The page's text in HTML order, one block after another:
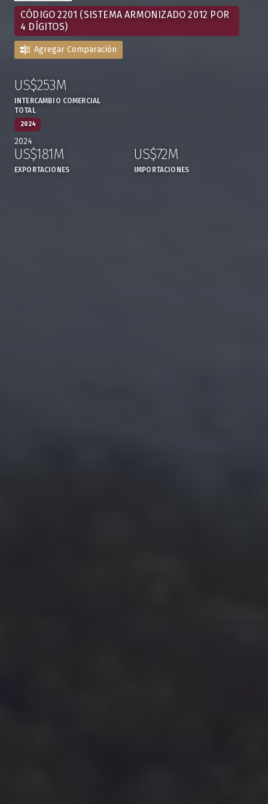
CÓDIGO 2201 (SISTEMA ARMONIZADO 2012 POR
4 DÍGITOS)
Agregar Comparación
2024
:US$253M
INTERCAMBIO COMERCIAL
TOTAL
2024
US$181M
EXPORTACIONES
US$72M
IMPORTACIONES